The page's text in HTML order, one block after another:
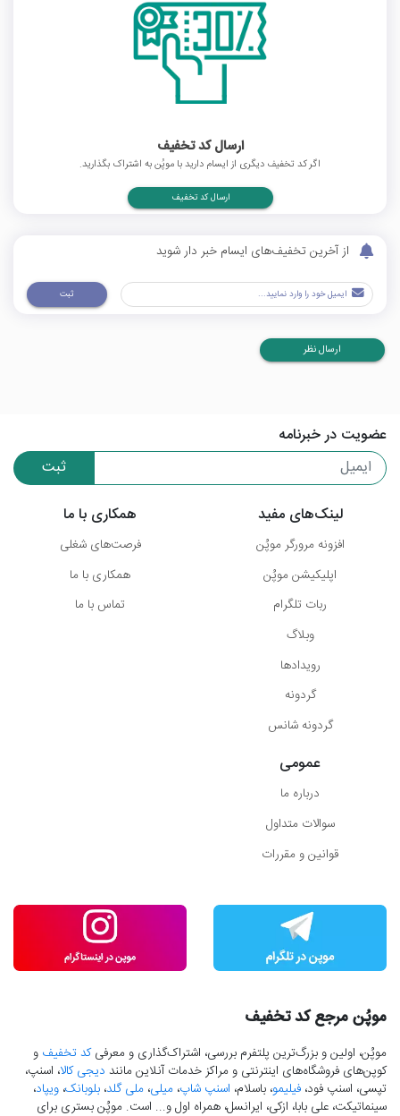
ارسال کد تخفیف
اگر کد تخفیف دیگری از ایسام دارید با موپُن به اشتراک بگذارید.
ارسال کد تخفیف
از آخرین تخفیف‌های ایسام خبر دار شوید
ثبت
ارسال نظر
عضویت در خبرنامه
ثبت
لینک‌های مفید
افزونه مرورگر موپُن
اپلیکیشن موپُن
ربات تلگرام
وبلاگ
رویدادها
گردونه
گردونه شانس
همکاری با ما
فرصت‌های شغلی
همکاری با ما
تماس با ما
عمومی
درباره ما
سوالات متداول
قوانین و مقررات
موپُن مرجع کد تخفیف
موپُن، اولین و بزرگ‌ترین پلتفرم بررسی، اشتراک‌گذاری و معرفیکد تخفیف و
کوپن‌های فروشگاه‌های اینترنتی و مراکز خدمات آنلاین مانند دیجی کالا، اسنپ،
تپسی، اسنپ فود، فیلیمو، باسلام، اسنپ شاپ، میلی، ملی گلد، بلوبانک، ویپاد،
سینماتیکت، علی بابا، ازکی، ایرانسل، همراه اول و... است. موپُن بستری برای